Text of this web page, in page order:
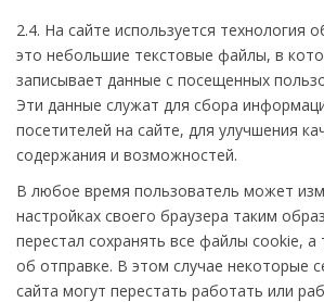
2.4. На сайте используется технология
это небольшие текстовые файлы, в
записывает данные с посещенных
Эти данные служат для сбора
посетителей на сайте, для улучшения
содержания и возможностей.
В любое время пользователь может
настройках своего браузера таким
перестал сохранять все файлы cookie,
об отправке. В этом случае некоторые
сайта могут перестать работать или